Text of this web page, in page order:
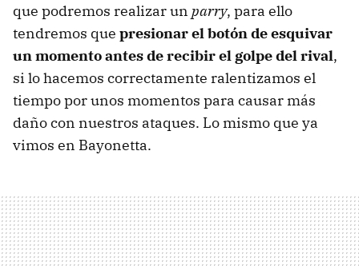
que podremos realizar un parry, para ello
tendremos que presionar el botón de esquivar
un momento antes de recibir el golpe del rival,
si lo hacemos correctamente ralentizamos el
tiempo por unos momentos para causar más
daño con nuestros ataques. Lo mismo que ya
vimos en Bayonetta.